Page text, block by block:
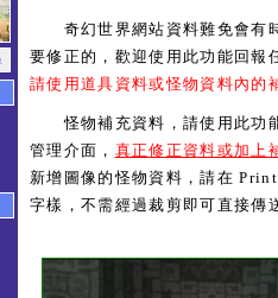
奇幻世界網站資料難免會有時
要修正的，歡迎使用此功能回報
請使用道具資料或怪物資料內的
怪物補充資料，請使用此功能
管理介面， 真正修正資料或加上
新增圖像的怪物資料，請在
字樣，不需經過裁剪即可直接傳